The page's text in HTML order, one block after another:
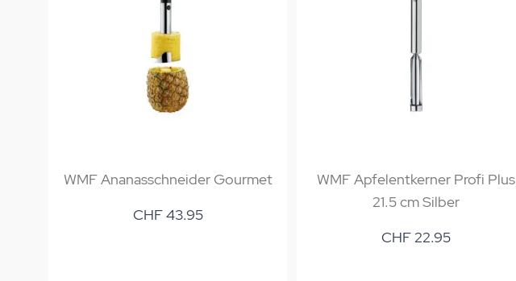
WMF Ananasschneider Gourmet
CHF 43.95
WMF Apfelentkerner Profi Plus
21.5 cm Silber
CHF 22.95